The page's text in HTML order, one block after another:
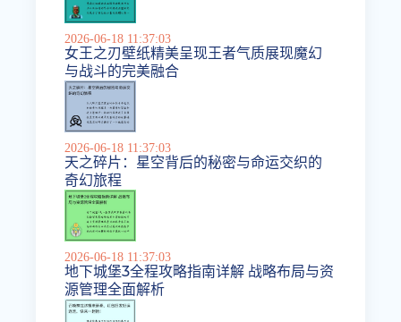
2026-06-18 11:37:03
女王之刃壁纸精美呈现王者气质展现魔幻
与战斗的完美融合
2026-06-18 11:37:03
天之碎片：星空背后的秘密与命运交织的
奇幻旅程
2026-06-18 11:37:03
地下城堡3全程攻略指南详解 战略布局与资
源管理全面解析